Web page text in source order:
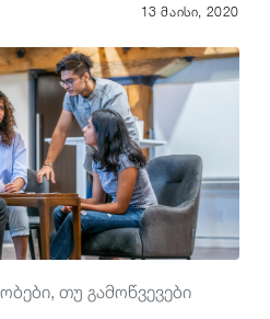
13 მაისი, 2020
თუ გამოწვევები